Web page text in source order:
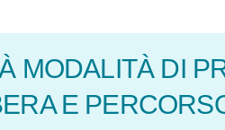
MODALITÀ DI
E